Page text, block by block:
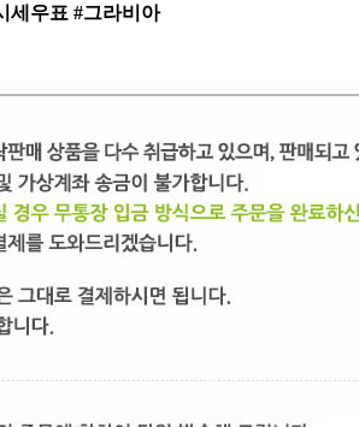
세우표 #그라비아